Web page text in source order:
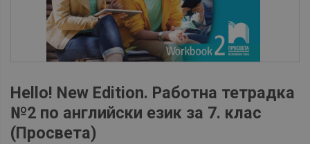
Hello! New Edition. Работна тетрадка
№2 по английски език за 7. клас
(Просвета)